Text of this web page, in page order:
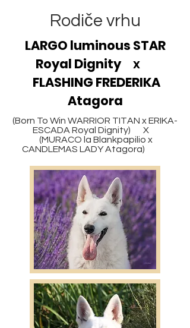
Rodiče vrhu
LARGO luminous STAR
Royal Dignity
x
FLASHING FREDERIKA
Atagora
(Born To Win WARRIOR TITAN x ERIKA-
ESCADA Royal Dignity) X
(MURACO la Blankpapilio x
CANDLEMAS LADY Atagora)